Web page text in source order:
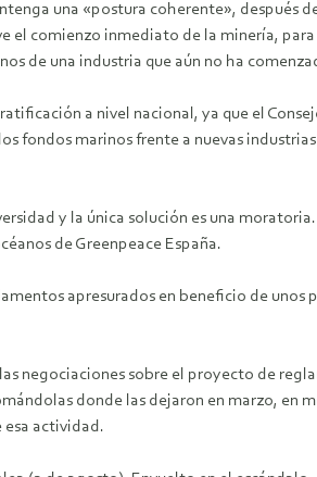
una «postura coherente», después
el comienzo inmediato de la minería,
de una industria que aún no ha
a nivel nacional, ya que el
fondos marinos frente a nuevas
y la única solución es una
de Greenpeace España.
apresurados en beneficio de
negociaciones sobre el proyecto de
donde las dejaron en marzo, en
esa actividad.